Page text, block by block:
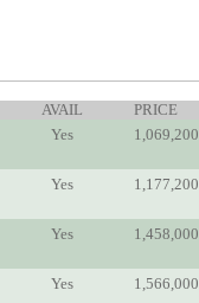
AVAIL
PRICE
Yes 1,069,200
Yes 1,177,200
Yes 1,458,000
Yes 1,566,000